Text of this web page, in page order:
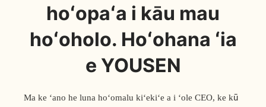
hoʻopaʻa i kāu mau
hoʻoholo. Hoʻohana ʻia
e YOUSEN
Ma ke ʻano he luna hoʻomalu kiʻekiʻe a i ʻole CEO, ke kū